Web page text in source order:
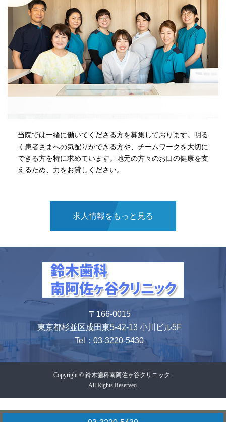
当院では一緒に働いてくださる方を募集しております。明る
く患者さまへの気配りができる方や、チームワークを大切に
できる方を特に求めています。地元の方々のお口の健康を支
えるため、力をお貸しください。
求人情報をもっと見る
〒166-0015
東京都杉並区成田東5-42-13 小川ビル5F
Tel： 03-3220-5430
Copyright © 鈴木歯科南阿佐ヶ谷クリニック .
All Rights Reserved.